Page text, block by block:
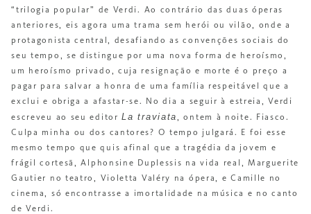
“trilogia popular” de Verdi. Ao contrário das duas óperas
anteriores, eis agora uma trama sem herói ou vilão, onde a
protagonista central, desafiando as convenções sociais do
seu tempo, se distingue por uma nova forma de heroísmo,
um heroísmo privado, cuja resignação e morte é o preço a
pagar para salvar a honra de uma família respeitável que a
exclui e obriga a afastar-se. No dia a seguir à estreia, Verdi
escreveu ao seu editorLa traviata, ontem à noite. Fiasco.
Culpa minha ou dos cantores? O tempo julgará. E foi esse
mesmo tempo que quis afinal que a tragédia da jovem e
frágil cortesã, Alphonsine Duplessis na vida real, Marguerite
Gautier no teatro, Violetta Valéry na ópera, e Camille no
cinema, só encontrasse a imortalidade na música e no canto
de Verdi.